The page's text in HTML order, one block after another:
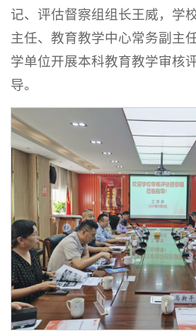
记、评估督察组组长王威，学
主任、教育教学中心常务副主
学单位开展本科教育教学审核
导。